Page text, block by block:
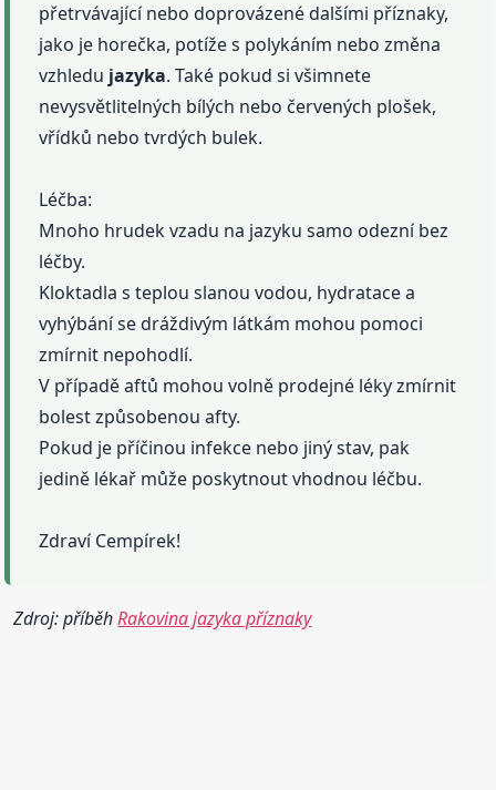
přetrvávající nebo doprovázené dalšími příznaky,
jako je horečka, potíže s polykáním nebo změna
vzhledu jazyka. Také pokud si všimnete
nevysvětlitelných bílých nebo červených plošek,
vřídků nebo tvrdých bulek.
Léčba:
Mnoho hrudek vzadu na jazyku samo odezní bez
léčby.
Kloktadla s teplou slanou vodou, hydratace a
vyhýbání se dráždivým látkám mohou pomoci
zmírnit nepohodlí.
V případě aftů mohou volně prodejné léky zmírnit
bolest způsobenou afty.
Pokud je příčinou infekce nebo jiný stav, pak
jedině lékař může poskytnout vhodnou léčbu.
Zdraví Cempírek!
Zdroj: příběhRakovina jazyka příznaky